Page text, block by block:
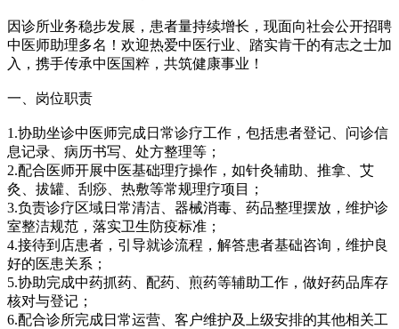
因诊所业务稳步发展，患者量持续增长，现面向社会公开招聘
中医师助理多名！欢迎热爱中医行业、踏实肯干的有志之士加
入，携手传承中医国粹，共筑健康事业！
一、岗位职责
1.协助坐诊中医师完成日常诊疗工作，包括患者登记、问诊信
息记录、病历书写、处方整理等；
2.配合医师开展中医基础理疗操作，如针灸辅助、推拿、艾
灸、拔罐、刮痧、热敷等常规理疗项目；
3.负责诊疗区域日常清洁、器械消毒、药品整理摆放，维护诊
室整洁规范，落实卫生防疫标准；
4.接待到店患者，引导就诊流程，解答患者基础咨询，维护良
好的医患关系；
5.协助完成中药抓药、配药、煎药等辅助工作，做好药品库存
核对与登记；
6.配合诊所完成日常运营、客户维护及上级安排的其他相关工